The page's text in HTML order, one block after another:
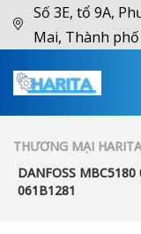
Số 3E, tổ 9A,
Mai, Thành
THƯƠNG MẠI HARITA
DANFOSS
061B1281